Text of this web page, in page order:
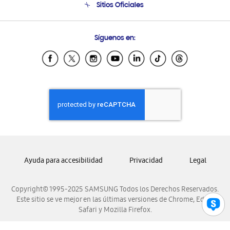
Condiciones de Compra
Soporte vía eMail
Sitios Oficiales
Samsung Ecuador
Samsung El Salvador
Samsung Honduras
Samsung Nicaragua
Samsung Panamá
Samsung Venezuela
Síguenos en:
Copyright© 1995-2025 SAMSUNG Todos los Derechos Reservados.
Este sitio se ve mejor en las últimas versiones de Chrome, Edge,
Safari y Mozilla Firefox.
Ayuda para accesibilidad Privacidad Legal